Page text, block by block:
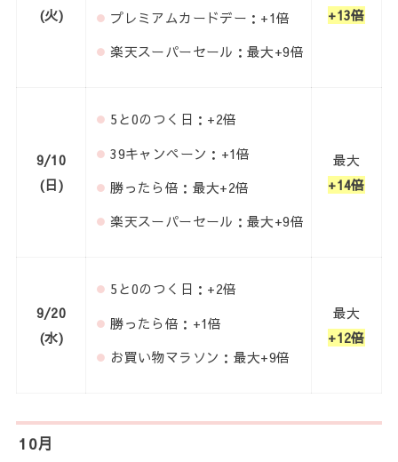
(火)
プレミアムカードデー：+1倍
楽天スーパーセール：最大+9倍
+13倍
9/10
(日)
5と0のつく日：+2倍
39キャンペーン：+1倍
勝ったら倍：最大+2倍
楽天スーパーセール：最大+9倍
最大
+14倍
9/20
(水)
5と0のつく日：+2倍
勝ったら倍：+1倍
お買い物マラソン：最大+9倍
最大
+12倍
10月